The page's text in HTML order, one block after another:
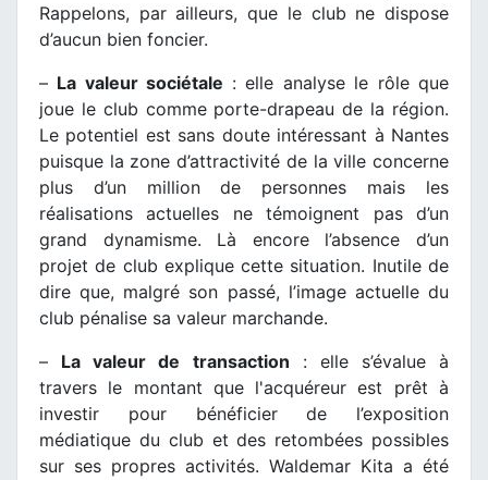
Rappelons, par ailleurs, que le club ne dispose
d’aucun bien foncier.
– La valeur sociétale : elle analyse le rôle que
joue le club comme porte-drapeau de la région.
Le potentiel est sans doute intéressant à Nantes
puisque la zone d’attractivité de la ville concerne
plus d’un million de personnes mais les
réalisations actuelles ne témoignent pas d’un
grand dynamisme. Là encore l’absence d’un
projet de club explique cette situation. Inutile de
dire que, malgré son passé, l’image actuelle du
club pénalise sa valeur marchande.
– La valeur de transaction : elle s’évalue à
travers le montant que l'acquéreur est prêt à
investir pour bénéficier de l’exposition
médiatique du club et des retombées possibles
sur ses propres activités. Waldemar Kita a été